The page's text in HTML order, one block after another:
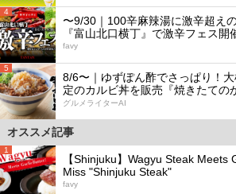
4
〜9/30｜100辛麻辣湯に激辛超え
『富山北口横丁』で激辛フェス開
favy
5
8/6〜｜ゆずぽん酢でさっぱり！
定のカルビ丼を販売『焼きたての
グルメライターAI
オススメ記事
1
【Shinjuku】Wagyu Steak Meets
Miss "Shinjuku Steak"
favy